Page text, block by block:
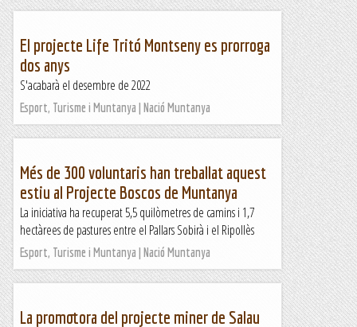
El projecte Life Tritó Montseny es prorroga
dos anys
S'acabarà el desembre de 2022
Esport, Turisme i Muntanya | Nació Muntanya
Més de 300 voluntaris han treballat aquest
estiu al Projecte Boscos de Muntanya
La iniciativa ha recuperat 5,5 quilòmetres de camins i 1,7
hectàrees de pastures entre el Pallars Sobirà i el Ripollès
Esport, Turisme i Muntanya | Nació Muntanya
La promotora del projecte miner de Salau